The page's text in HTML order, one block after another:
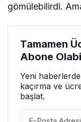
gömülebilirdi.
Tamamen
Abone
Yeni
kaçırma ve
başlat.